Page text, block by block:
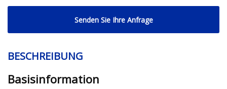
Senden Sie Ihre Anfrage
BESCHREIBUNG
Basisinformation